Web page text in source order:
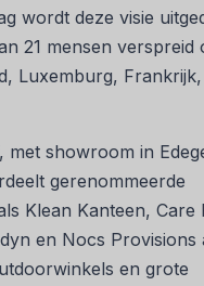
wordt deze visie
21 mensen verspreid
Luxemburg,
met showroom in
gerenommeerde
Klean Kanteen, Care
en Nocs Provisions
en grote